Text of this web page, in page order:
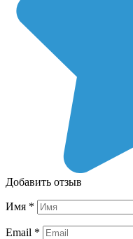
Добавить отзыв
Имя *
Email *